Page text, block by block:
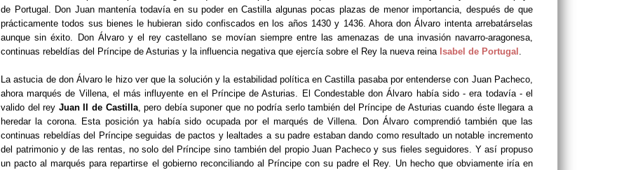
de Portugal. Don Juan mantenía todavía en su poder en Castilla algunas pocas plazas de menor importancia, después de que
prácticamente todos sus bienes le hubieran sido confiscados en los años 1430 y 1436. Ahora don Álvaro intenta arrebatárselas
aunque sin éxito. Don Álvaro y el rey castellano se movían siempre entre las amenazas de una invasión navarro-aragonesa,
continuas rebeldías del Príncipe de Asturias y la influencia negativa que ejercía sobre el Rey la nueva reina Isabel de Portugal .
La astucia de don Álvaro le hizo ver que la solución y la estabilidad política en Castilla pasaba por entenderse con Juan Pacheco,
ahora marqués de Villena, el más influyente en el Príncipe de Asturias. El Condestable don Álvaro había sido - era todavía - el
valido del rey Juan II de Castilla, pero debía suponer que no podría serlo también del Príncipe de Asturias cuando éste llegara a
heredar la corona. Esta posición ya había sido ocupada por el marqués de Villena. Don Álvaro comprendió también que las
continuas rebeldías del Príncipe seguidas de pactos y lealtades a su padre estaban dando como resultado un notable incremento
del patrimonio y de las rentas, no solo del Príncipe sino también del propio Juan Pacheco y sus fieles seguidores. Y así propuso
un pacto al marqués para repartirse el gobierno reconciliando al Príncipe con su padre el Rey. Un hecho que obviamente iría en